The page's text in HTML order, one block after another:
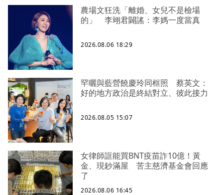
農場文狂洗「離婚、女兒不是檢場
的」 李翊君闢謠：李媽一度當真
2026.08.06 18:29
罕曬與藍營饒慶玲同框照 蔡英文：
好的地方政治是終結對立、彼此接力
2026.08.05 15:07
女律師誆能買BNT疫苗詐10億！黃
金、現鈔滿屋 苦主慈濟基金會回應
了
2026.08.06 16:45